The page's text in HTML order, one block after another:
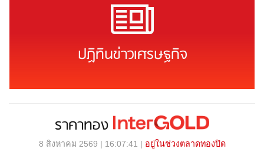
ปฏิทินข่าวเศรษฐกิจ
ราคาทอง
8 สิงหาคม 2569 | 16:07:41 | อยู่ในช่วงตลาดทองปิด